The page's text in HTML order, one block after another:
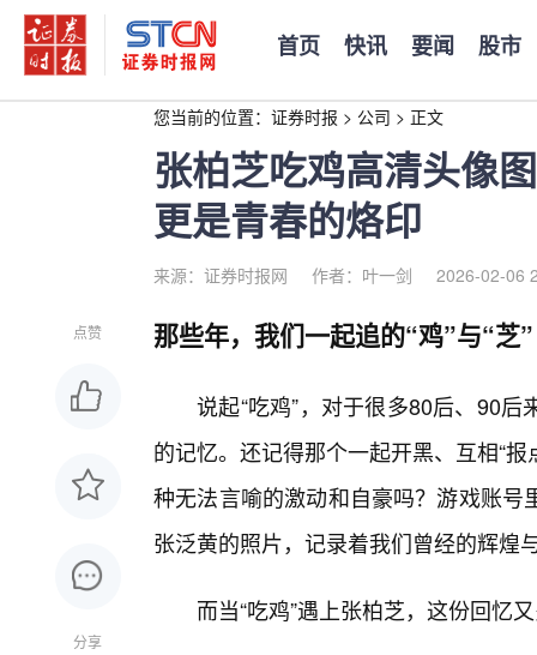
首页 快讯 要闻 股市
您当前的位置： 证券时报 > 公司 > 正文
张柏芝吃鸡高清头像
更是青春的烙印
来源：证券时报网 作者：叶一剑 2026-02-06
点赞
分享
那些年，我们一起追的“鸡”与“芝”
说起“吃鸡”，对于很多80后、90
的记忆。还记得那个一起开黑、互相“
种无法言喻的激动和自豪吗？游戏账
张泛黄的照片，记录着我们曾经的辉煌
而当“吃鸡”遇上张柏芝，这份回忆